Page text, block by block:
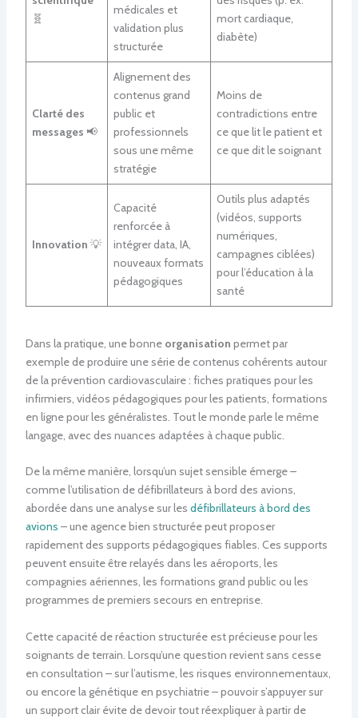
🧬
médicales et
validation plus
structurée
mort cardiaque,
diabète)
Clarté des
messages 📢
Alignement des
contenus grand
public et
professionnels
sous une même
stratégie
Moins de
contradictions entre
ce que lit le patient et
ce que dit le soignant
Innovation 💡
Capacité
renforcée à
intégrer data, IA,
nouveaux formats
pédagogiques
Outils plus adaptés
(vidéos, supports
numériques,
campagnes ciblées)
pour l’éducation à la
santé
Dans la pratique, une bonne organisation permet par
exemple de produire une série de contenus cohérents autour
de la prévention cardiovasculaire : fiches pratiques pour les
infirmiers, vidéos pédagogiques pour les patients, formations
en ligne pour les généralistes. Tout le monde parle le même
langage, avec des nuances adaptées à chaque public.
De la même manière, lorsqu’un sujet sensible émerge –
comme l’utilisation de défibrillateurs à bord des avions,
abordée dans une analyse sur les défibrillateurs à bord des
avions – une agence bien structurée peut proposer
rapidement des supports pédagogiques fiables. Ces supports
peuvent ensuite être relayés dans les aéroports, les
compagnies aériennes, les formations grand public ou les
programmes de premiers secours en entreprise.
Cette capacité de réaction structurée est précieuse pour les
soignants de terrain. Lorsqu’une question revient sans cesse
en consultation – sur l’autisme, les risques environnementaux,
ou encore la génétique en psychiatrie – pouvoir s’appuyer sur
un support clair évite de devoir tout réexpliquer à partir de